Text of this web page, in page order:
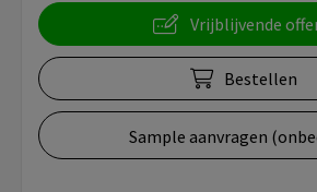
Vrijblijvende
Bestellen
Sample aanvragen